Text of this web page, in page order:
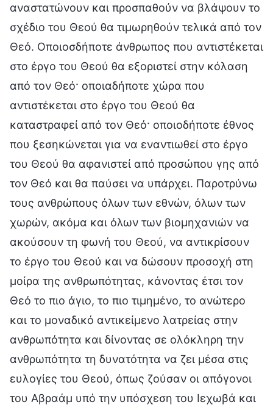
αναστατώνουν και προσπαθούν να βλάψουν το
σχέδιο του Θεού θα τιμωρηθούν τελικά από τον
Θεό. Οποιοσδήποτε άνθρωπος που αντιστέκεται
στο έργο του Θεού θα εξοριστεί στην κόλαση
από τον Θεό· οποιαδήποτε χώρα που
αντιστέκεται στο έργο του Θεού θα
καταστραφεί από τον Θεό· οποιοδήποτε έθνος
που ξεσηκώνεται για να εναντιωθεί στο έργο
του Θεού θα αφανιστεί από προσώπου γης από
τον Θεό και θα παύσει να υπάρχει. Παροτρύνω
τους ανθρώπους όλων των εθνών, όλων των
χωρών, ακόμα και όλων των βιομηχανιών να
ακούσουν τη φωνή του Θεού, να αντικρίσουν
το έργο του Θεού και να δώσουν προσοχή στη
μοίρα της ανθρωπότητας, κάνοντας έτσι τον
Θεό το πιο άγιο, το πιο τιμημένο, το ανώτερο
και το μοναδικό αντικείμενο λατρείας στην
ανθρωπότητα και δίνοντας σε ολόκληρη την
ανθρωπότητα τη δυνατότητα να ζει μέσα στις
ευλογίες του Θεού, όπως ζούσαν οι απόγονοι
του Αβραάμ υπό την υπόσχεση του Ιεχωβά και